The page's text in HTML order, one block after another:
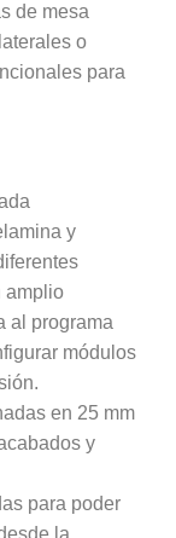
de mesa
o
para
y
amplio
al programa
módulos
en 25 mm
y
para poder
la